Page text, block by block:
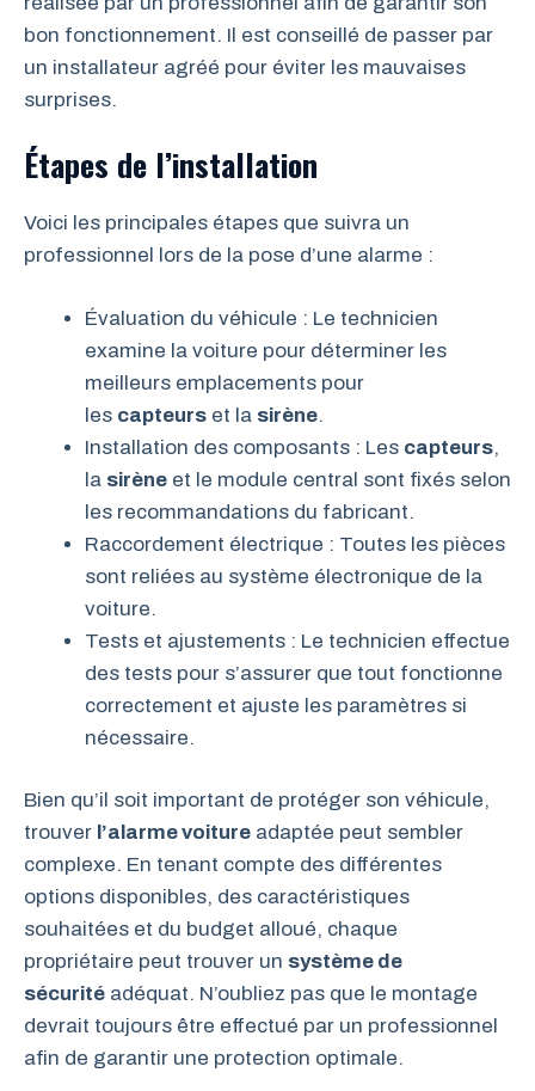
bon fonctionnement. Il est conseillé de passer par
un installateur agréé pour éviter les mauvaises
surprises.
Étapes de l’installation
Voici les principales étapes que suivra un
professionnel lors de la pose d’une alarme :
Évaluation du véhicule : Le technicien
examine la voiture pour déterminer les
meilleurs emplacements pour
les capteurs et la sirène.
Installation des composants : Les capteurs,
la sirène et le module central sont fixés selon
les recommandations du fabricant.
Raccordement électrique : Toutes les pièces
sont reliées au système électronique de la
voiture.
Tests et ajustements : Le technicien effectue
des tests pour s’assurer que tout fonctionne
correctement et ajuste les paramètres si
nécessaire.
Bien qu’il soit important de protéger son véhicule,
trouver l’alarme voiture adaptée peut sembler
complexe. En tenant compte des différentes
options disponibles, des caractéristiques
souhaitées et du budget alloué, chaque
propriétaire peut trouver un système de
sécurité adéquat. N’oubliez pas que le montage
devrait toujours être effectué par un professionnel
afin de garantir une protection optimale.